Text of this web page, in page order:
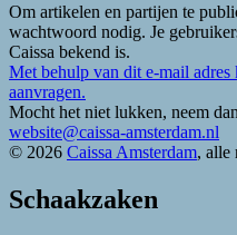
Om artikelen en partijen te
wachtwoord nodig. Je
Caissa bekend is.
Met behulp van dit e-mail
aanvragen.
Mocht het niet lukken, neem
website@caissa-amsterdam.nl
© 2026 Caissa Amsterdam, alle
Schaakzaken